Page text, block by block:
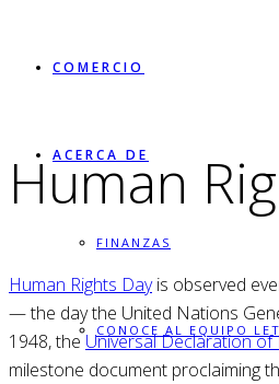
COMERCIO
ACERCA DE
FINANZAS
CONOCE AL EQUIPO
Human
Human Rights Dayis observed
— the day the United Nations
1948, theUniversal Declaration of
milestone document proclaiming